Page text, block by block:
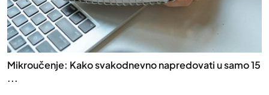
Mikroučenje: Kako svakodnevno napredovati u samo 15
...